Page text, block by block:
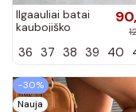
Ilgaauliai batai
kaubojiško
natūralios
su kulniukais...
36 37 38 39 40
−30%
Nauja